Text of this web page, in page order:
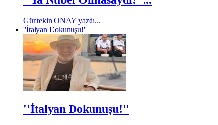
Güntekin ONAY yazdı...
''İtalyan Dokunuşu!''
''İtalyan Dokunuşu!''